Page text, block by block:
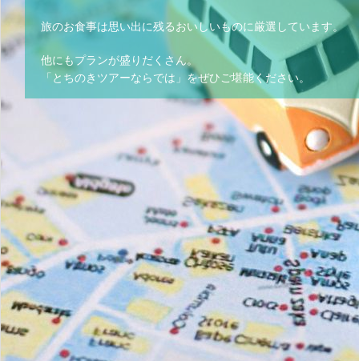
旅のお食事は思い出に残るおいしいものに厳選しています。
他にもプランが盛りだくさん。
「とちのきツアーならでは」をぜひご堪能ください。